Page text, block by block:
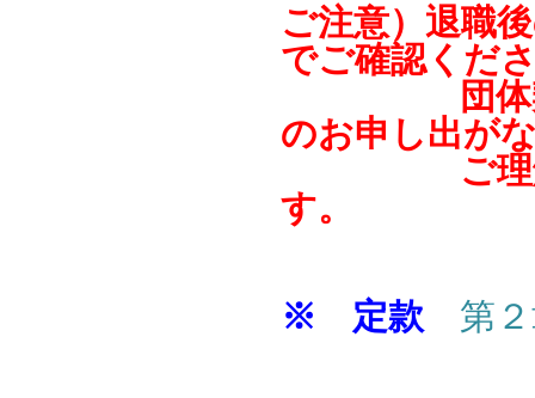
ご注意）退職
でご確認くだ
団体契約
のお申し出が
ご理解の
す。
※ 定款 第